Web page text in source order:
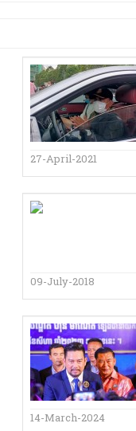
27-April-2021
09-July-2018
14-March-2024